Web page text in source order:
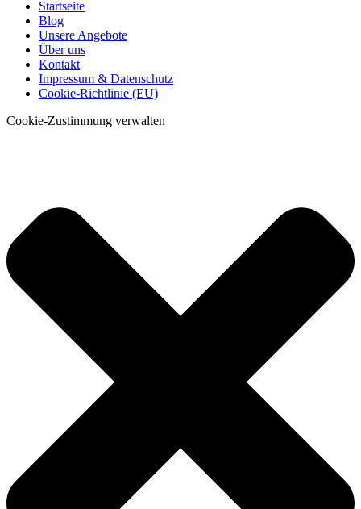
Startseite
Blog
Unsere Angebote
Über uns
Kontakt
Impressum & Datenschutz
Cookie-Richtlinie (EU)
Cookie-Zustimmung verwalten